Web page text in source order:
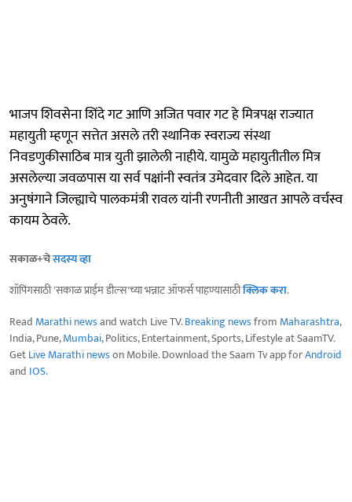
भाजप शिवसेना शिंदे गट आणि अजित पवार गट हे मित्रपक्ष राज्यात
महायुती म्हणून सत्तेत असले तरी स्थानिक स्वराज्य संस्था
निवडणुकीसाठिब मात्र युती झालेली नाहीये. यामुळे महायुतीतील मित्र
असलेल्या जवळपास या सर्व पक्षांनी स्वतंत्र उमेदवार दिले आहेत. या
अनुषंगाने जिल्ह्याचे पालकमंत्री रावल यांनी रणनीती आखत आपले वर्चस्व
कायम ठेवले.
सकाळ+चेसदस्य व्हा
शॉपिंगसाठी 'सकाळ प्राईम डील्स'च्या भन्नाट ऑफर्स पाहण्यासाठीक्लिक करा.
Read Marathi newsand watch Live TV.Breaking newsfrom Maharashtra,
India, Pune,Mumbai, Politics, Entertainment, Sports, Lifestyle at SaamTV.
GetLive Marathi newson Mobile. Download the Saam Tv app forAndroid
and IOS.